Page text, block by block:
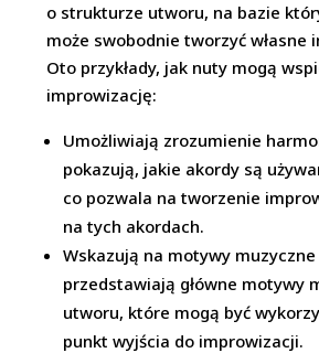
o strukturze utworu, na bazie
może swobodnie tworzyć własne
Oto przykłady, jak nuty mogą
improwizację:
Umożliwiają zrozumienie
pokazują, jakie akordy są
co pozwala na tworzenie
na tych akordach.
Wskazują na motywy
przedstawiają główne motywy
utworu, które mogą być
punkt wyjścia do improwizacji.